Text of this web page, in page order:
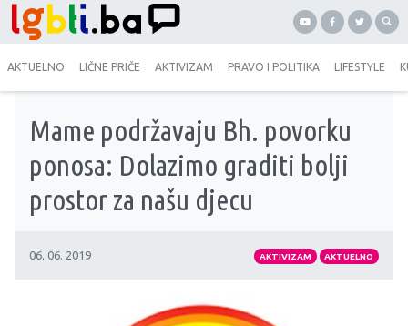
AKTUELNO LIČNE PRIČE AKTIVIZAM PRAVO I POLITIKA LIFESTYLE
Mame podržavaju Bh. povorku
ponosa: Dolazimo graditi bolji
prostor za našu djecu
06. 06. 2019 AKTIVIZAM AKTUELNO